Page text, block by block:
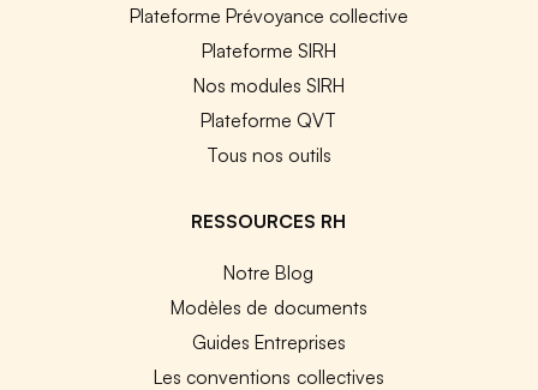
Plateforme Prévoyance collective
Plateforme SIRH
Nos modules SIRH
Plateforme QVT
Tous nos outils
RESSOURCES RH
Notre Blog
Modèles de documents
Guides Entreprises
Les conventions collectives